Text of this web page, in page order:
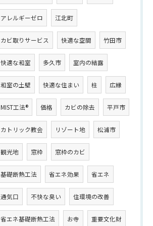
アレルギーゼロ 江北町
カビ取りサービス 快適な空間 竹田市
快適な和室 多久市 室内の結露
和室の土壁 快適な住まい 柱 広縁
MIST工法® 価格 カビの除去 平戸市
カトリック教会 リゾート地 松浦市
観光地 窓枠 窓枠のカビ
基礎断熱工法 省エネ効果 省エネ
通気口 不快な臭い 住環境の改善
省エネ基礎断熱工法 お寺 重要文化財